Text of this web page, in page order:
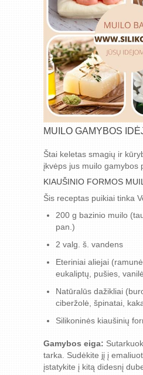
MUILO GAMYBOS
Štai keletas smagių ir
įkvėps jus muilo gamybos
KIAUŠINIO FORMOS
Šis receptas puikiai tinka
200 g bazinio muilo
pan.)
2 valg. š. vandens
Eteriniai aliejai
eukaliptų, pušies,
Natūralūs dažikliai
ciberžolė, špinatai,
Silikoninės kiaušinių
Gamybos eiga:
tarka. Sudėkite jį į
įstatykite į kitą didesnį